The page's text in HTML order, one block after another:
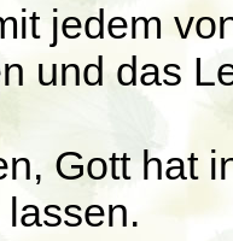
jedem
und das
Gott hat